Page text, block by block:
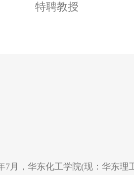
特聘教授
7月，华东化工学院(现：华东